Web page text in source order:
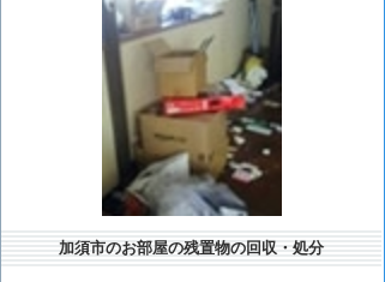
加須市のお部屋の残置物の回収・処分